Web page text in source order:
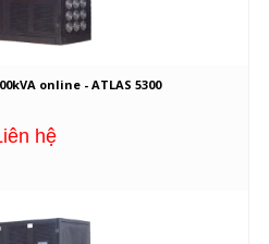
online - ATLAS 5300
hệ